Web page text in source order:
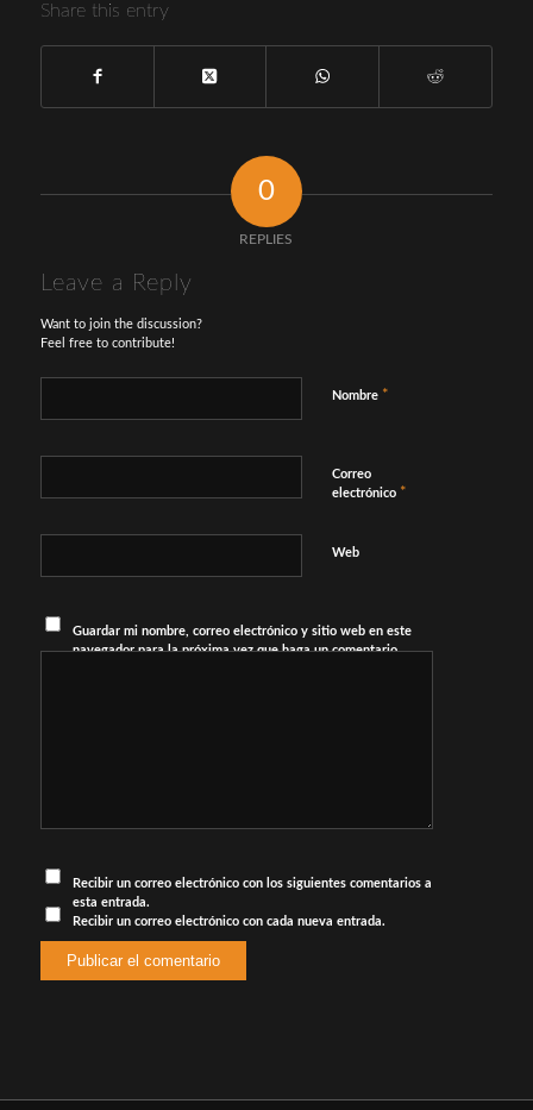
Share this entry
0
REPLIES
Leave a Reply
Want to join the discussion?
Feel free to contribute!
Nombre *
Correo
electrónico *
Web
Guardar mi nombre, correo electrónico y sitio web en este
navegador para la próxima vez que haga un comentario.
Recibir un correo electrónico con los siguientes comentarios a
esta entrada.
Recibir un correo electrónico con cada nueva entrada.